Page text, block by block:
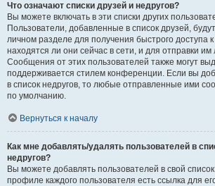
Что означают списки друзей и недругов?
Вы можете включать в эти списки других
Пользователи, добавленные в список друзей,
личном разделе для получения быстрого доступа
находятся ли они сейчас в сети, и для отправки
Сообщения от этих пользователей также могут
поддерживается стилем конференции. Если вы
в список недругов, то любые отправленные ими
по умолчанию.
Вернуться к началу
Как мне добавлять/удалять пользователей в
недругов?
Вы можете добавлять пользователей в свой
профиле каждого пользователя есть ссылка для